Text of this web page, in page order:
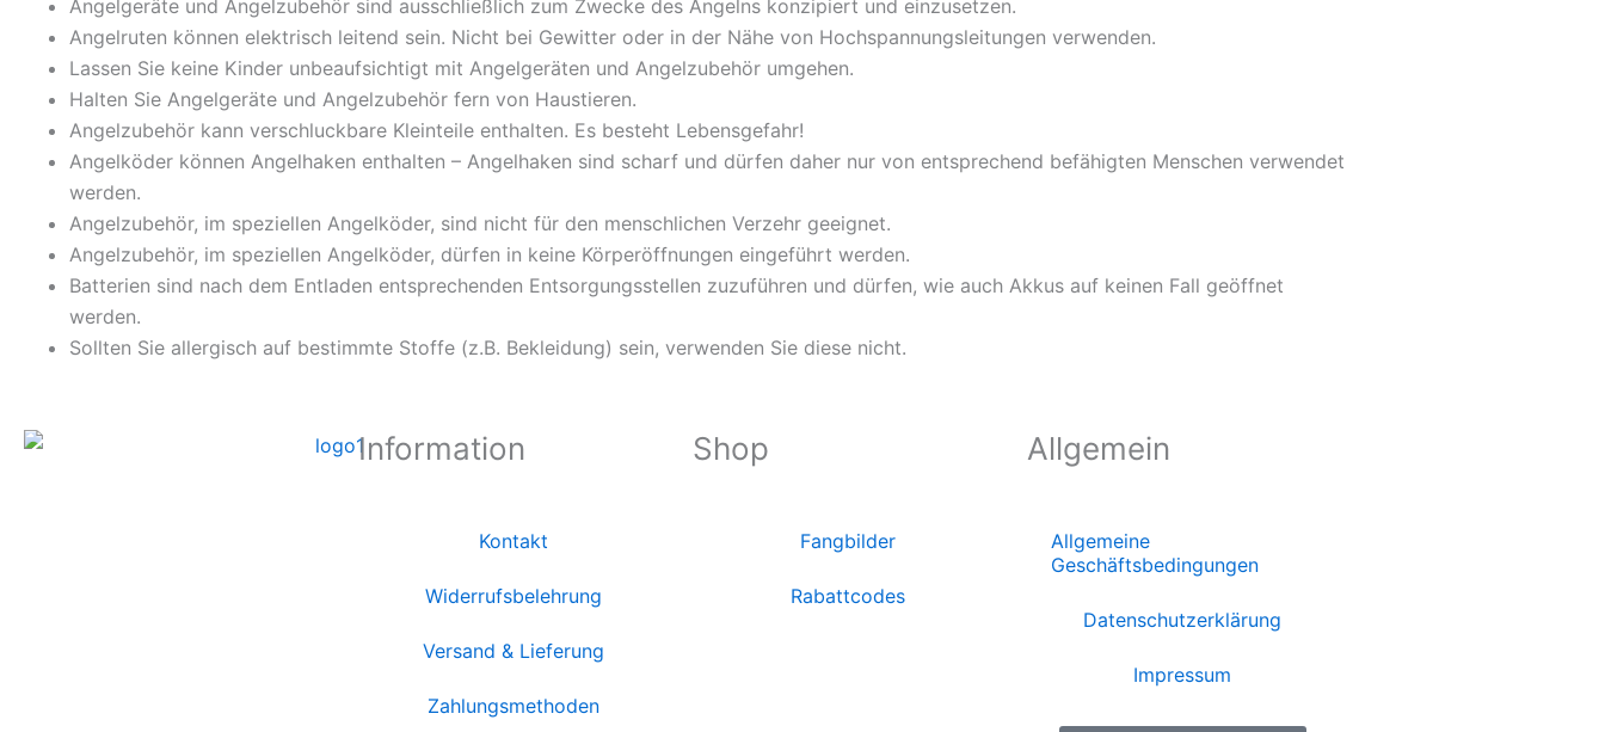
Angelgeräte und Angelzubehör sind ausschließlich zum Zwecke des Angelns konzipiert und einzusetzen.
Angelruten können elektrisch leitend sein. Nicht bei Gewitter oder in der Nähe von Hochspannungsleitungen verwenden.
Lassen Sie keine Kinder unbeaufsichtigt mit Angelgeräten und Angelzubehör umgehen.
Halten Sie Angelgeräte und Angelzubehör fern von Haustieren.
Angelzubehör kann verschluckbare Kleinteile enthalten. Es besteht Lebensgefahr!
Angelköder können Angelhaken enthalten – Angelhaken sind scharf und dürfen daher nur von entsprechend befähigten Menschen verwendet
werden.
Angelzubehör, im speziellen Angelköder, sind nicht für den menschlichen Verzehr geeignet.
Angelzubehör, im speziellen Angelköder, dürfen in keine Körperöffnungen eingeführt werden.
Batterien sind nach dem Entladen entsprechenden Entsorgungsstellen zuzuführen und dürfen, wie auch Akkus auf keinen Fall geöffnet
werden.
Sollten Sie allergisch auf bestimmte Stoffe (z.B. Bekleidung) sein, verwenden Sie diese nicht.
Information
Kontakt
Widerrufsbelehrung
Versand & Lieferung
Zahlungsmethoden
Shop
Fangbilder
Rabattcodes
Allgemein
Allgemeine
Geschäftsbedingungen
Datenschutzerklärung
Impressum